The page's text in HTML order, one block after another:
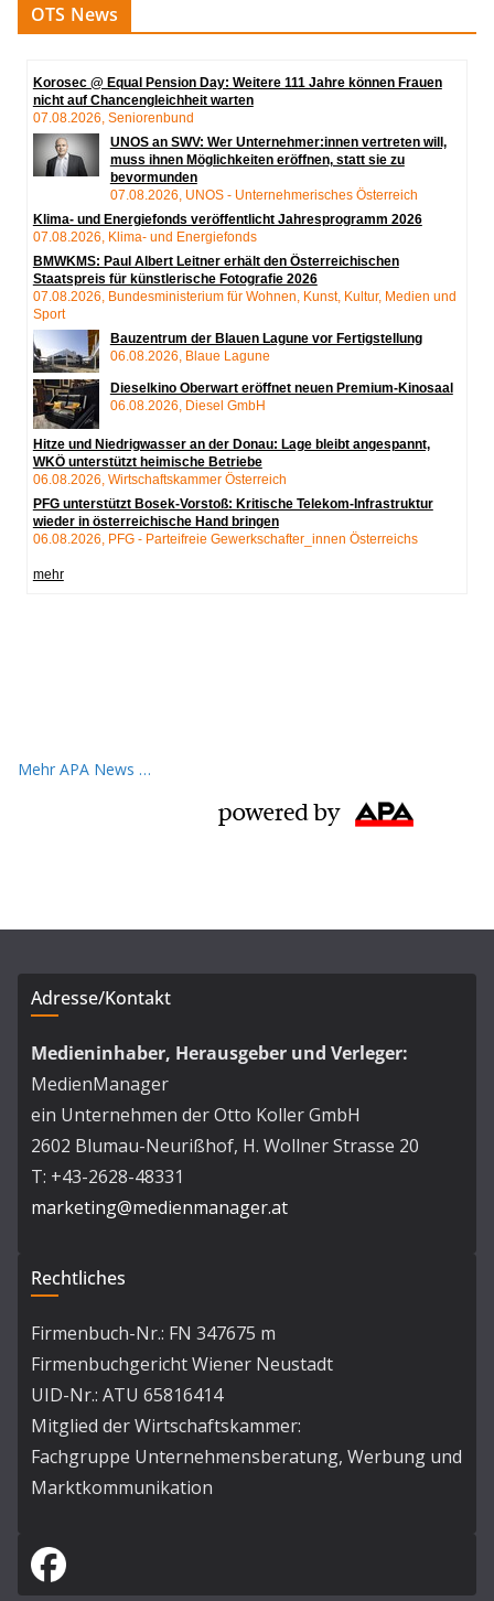
OTS News
Mehr APA News …
Adresse/Kontakt
Medieninhaber, Herausgeber und Verleger:
MedienManager
ein Unternehmen der Otto Koller GmbH
2602 Blumau-Neurißhof, H. Wollner Strasse 20
T: +43-2628-48331
marketing@medienmanager.at
Rechtliches
Firmenbuch-Nr.: FN 347675 m
Firmenbuchgericht Wiener Neustadt
UID-Nr.: ATU 65816414
Mitglied der Wirtschaftskammer:
Fachgruppe Unternehmensberatung, Werbung und
Marktkommunikation